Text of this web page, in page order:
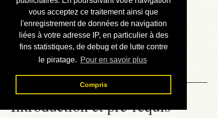
vous acceptez ce traitement ainsi que
l'enregistrement de données de navigation
liées à votre adresse IP, en particulier à des
fins statistiques, de debug et de lutte contre
le piratage. Pour en savoir plus
Compris
Annonces
Liens externes
Téléchargement
Contact
Introduction et pré-requis